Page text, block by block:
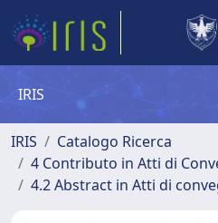
IRIS
IRIS
Catalogo Ricerca
4 Contributo in Atti di
4.2 Abstract in Atti di